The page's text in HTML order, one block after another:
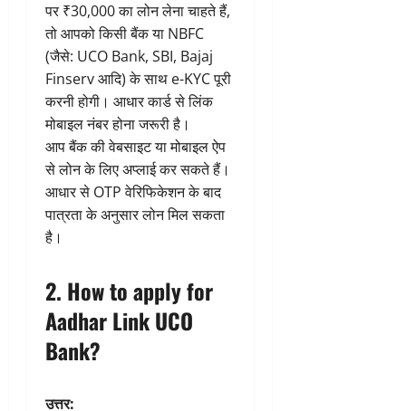
पर ₹30,000 का लोन लेना चाहते हैं,
तो आपको किसी बैंक या NBFC
(जैसे: UCO Bank, SBI, Bajaj
Finserv आदि) के साथ e-KYC पूरी
करनी होगी। आधार कार्ड से लिंक
मोबाइल नंबर होना जरूरी है।
आप बैंक की वेबसाइट या मोबाइल ऐप
से लोन के लिए अप्लाई कर सकते हैं।
आधार से OTP वेरिफिकेशन के बाद
पात्रता के अनुसार लोन मिल सकता
है।
2. How to apply for
Aadhar Link UCO
Bank?
उत्तर: